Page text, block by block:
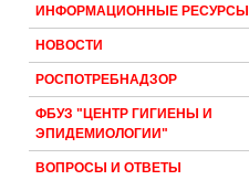
ИНФОРМАЦИОННЫЕ РЕСУРСЫ
НОВОСТИ
РОСПОТРЕБНАДЗОР
ФБУЗ "ЦЕНТР ГИГИЕНЫ И
ЭПИДЕМИОЛОГИИ"
ВОПРОСЫ И ОТВЕТЫ